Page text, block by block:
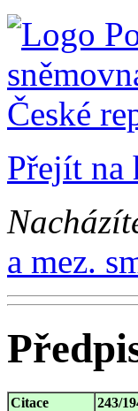
Přejít na
a mez.
Citace
243/